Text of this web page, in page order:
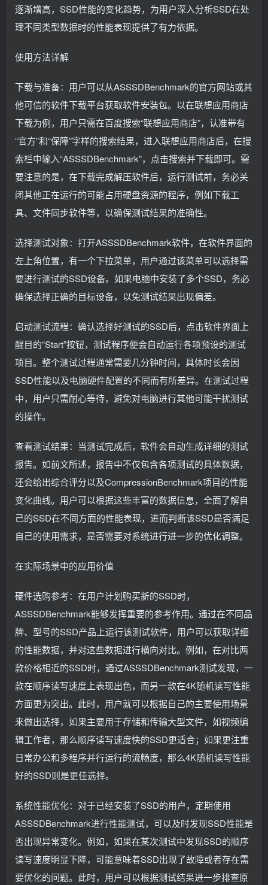
逐渐增高，SSD性能的变化趋势，为用户深入分析SSD在处
理不同类型数据时的性能表现提供了有力依据。
使用方法详解
下载与准备：用户可以从ASSSDBenchmark的官方网站或其
他可信的软件下载平台获取软件安装包。以在联想应用商店
下载为例，用户只需在百度搜索“联想应用商店”，认准带有
“官方”和“保障”字样的搜索结果，进入联想应用商店后，在搜
索栏中输入“ASSSDBenchmark”，点击搜索并下载即可。需
要注意的是，在下载完成解压软件后，运行测试前，务必关
闭其他正在运行的可能占用硬盘资源的程序，例如下载工
具、文件同步软件等，以确保测试结果的准确性。
选择测试对象：打开ASSSDBenchmark软件，在软件界面的
左上角位置，有一个下拉菜单，用户通过该菜单可以选择需
要进行测试的SSD设备。如果电脑中安装了多个SSD，务必
确保选择正确的目标设备，以免测试结果出现偏差。
启动测试流程：确认选择好测试的SSD后，点击软件界面上
醒目的“Start”按钮，测试程序便会自动运行各项预设的测试
项目。整个测试过程通常需要几分钟时间，具体时长会因
SSD性能以及电脑硬件配置的不同而有所差异。在测试过程
中，用户只需耐心等待，避免对电脑进行其他可能干扰测试
的操作。
查看测试结果：当测试完成后，软件会自动生成详细的测试
报告。如前文所述，报告中不仅包含各项测试的具体数据，
还会给出综合评分以及CompressionBenchmark项目的性能
变化曲线。用户可以根据这些丰富的数据信息，全面了解自
己的SSD在不同方面的性能表现，进而判断该SSD是否满足
自己的使用需求，是否需要对系统进行进一步的优化调整。
在实际场景中的应用价值
硬件选购参考：在用户计划购买新的SSD时，
ASSSDBenchmark能够发挥重要的参考作用。通过在不同品
牌、型号的SSD产品上运行该测试软件，用户可以获取详细
的性能数据，并对这些数据进行横向对比。例如，在对比两
款价格相近的SSD时，通过ASSSDBenchmark测试发现，一
款在顺序读写速度上表现出色，而另一款在4K随机读写性能
方面更为突出。此时，用户就可以根据自己的主要使用场景
来做出选择，如果主要用于存储和传输大型文件，如视频编
辑工作者，那么顺序读写速度快的SSD更适合；如果更注重
日常办公和多程序并行运行的流畅度，那么4K随机读写性能
好的SSD则是更佳选择。
系统性能优化：对于已经安装了SSD的用户，定期使用
ASSSDBenchmark进行性能测试，可以及时发现SSD性能是
否出现异常变化。例如，如果在某次测试中发现SSD的顺序
读写速度明显下降，可能意味着SSD出现了故障或者存在需
要优化的问题。此时，用户可以根据测试结果进一步排查原